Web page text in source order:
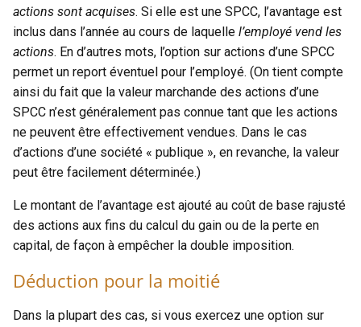
actions sont acquises. Si elle est une SPCC, l’avantage est
inclus dans l’année au cours de laquelle l’employé vend les
actions. En d’autres mots, l’option sur actions d’une SPCC
permet un report éventuel pour l’employé. (On tient compte
ainsi du fait que la valeur marchande des actions d’une
SPCC n’est généralement pas connue tant que les actions
ne peuvent être effectivement vendues. Dans le cas
d’actions d’une société « publique », en revanche, la valeur
peut être facilement déterminée.)
Le montant de l’avantage est ajouté au coût de base rajusté
des actions aux fins du calcul du gain ou de la perte en
capital, de façon à empêcher la double imposition.
Déduction pour la moitié
Dans la plupart des cas, si vous exercez une option sur